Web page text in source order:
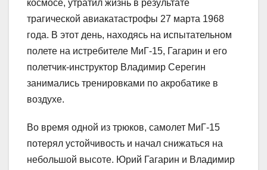
космосе, утратил жизнь в результате
трагической авиакатастрофы 27 марта 1968
года. В этот день, находясь на испытательном
полете на истребителе МиГ-15, Гагарин и его
полетчик-инструктор Владимир Серегин
занимались тренировками по акробатике в
воздухе.
Во время одной из трюков, самолет МиГ-15
потерял устойчивость и начал снижаться на
небольшой высоте. Юрий Гагарин и Владимир